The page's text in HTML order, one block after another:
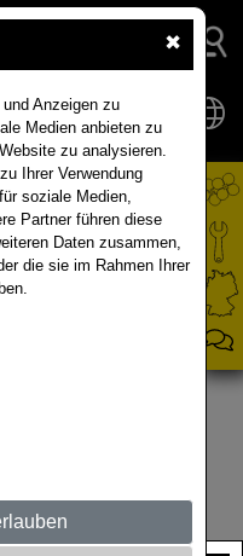
✖
Anzeigen zu
Medien anbieten zu
zu analysieren.
Ihrer Verwendung
soziale Medien,
Partner führen diese
Daten zusammen,
die sie im Rahmen Ihrer
2025
unsere Sorten
getestet. Die
dass die
zu
Sie gerne einen
Region.